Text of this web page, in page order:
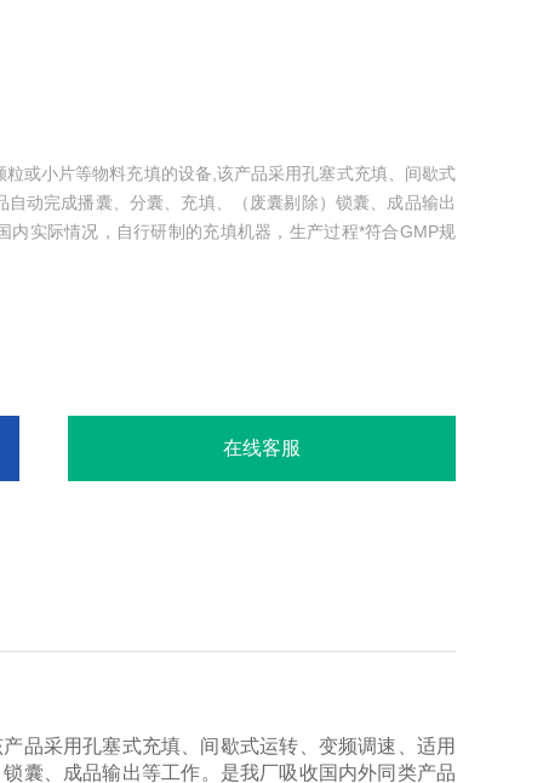
或小片等物料充填的设备,该产品采用孔塞式充填、间歇式
动完成播囊、分囊、充填、（废囊剔除）锁囊、成品输出
实际情况，自行研制的充填机器，生产过程*符合GMP规
在线客服
产品采用孔塞式充填、间歇式运转、变频调速、适用
囊、成品输出等工作。是我厂吸收国内外同类产品